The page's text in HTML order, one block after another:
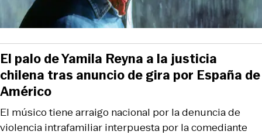
El músico tiene arraigo nacional por la denuncia de
violencia intrafamiliar interpuesta por la comediante
El palo de Yamila Reyna a la justicia
chilena tras anuncio de gira por España de
Américo